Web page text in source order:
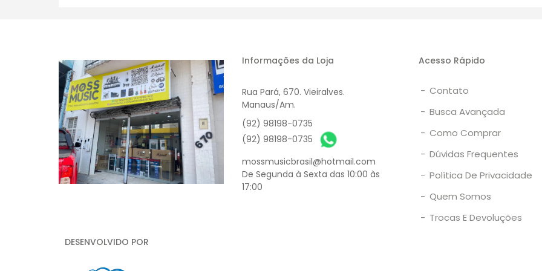
DESENVOLVIDO POR
Informações da Loja
Rua Pará, 670. Vieiralves.
Manaus/Am.
(92) 98198-0735
(92) 98198-0735
mossmusicbrasil@hotmail.com
De Segunda à Sexta das 10:00 às
17:00
Acesso Rápido
- Contato
- Busca Avançada
- Como Comprar
- Dúvidas Frequentes
- Política De Privacidade
- Quem Somos
- Trocas E Devoluções